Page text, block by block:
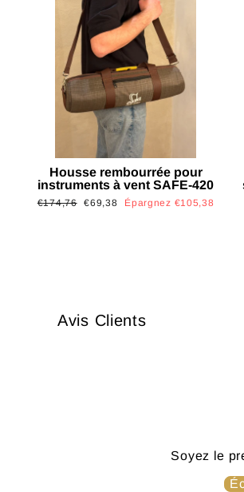
Housse rembourrée pour
instruments à vent SAFE-420
Prix
€174,76 Prix
€69,38 Épargnez €105,38
Avis Clients
Soyez le